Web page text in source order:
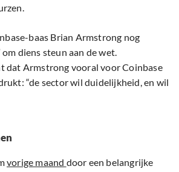
baas Brian Armstrong nog
diens steun aan de wet.
dat Armstrong vooral voor Coinbase
“de sector wil duidelijkheid, en wil
vorige maand door een belangrijke